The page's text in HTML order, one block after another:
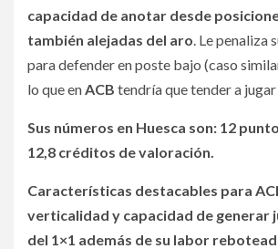
capacidad de anotar desde
también alejadas del aro . Le penaliza
para defender en poste bajo (caso
lo que en ACB tendría que tender a jugar
Sus números en Huesca son: 12
12,8 créditos de valoración.
Características destacables para
verticalidad y capacidad de generar
del 1×1 además de su labor